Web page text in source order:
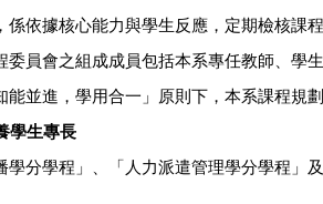
係依據核心能力與學生反應，定期檢核課
員會之組成成員包括本系專任教師、學
並進，學用合一」原則下，本系課程規
學生專長
學分學程」、「人力派遣管理學分學程」